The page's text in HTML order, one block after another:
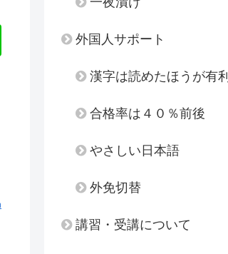
外国人サポート
漢字は読めたほうが有利
合格率は４０％前後
やさしい日本語
外免切替
講習・受講について